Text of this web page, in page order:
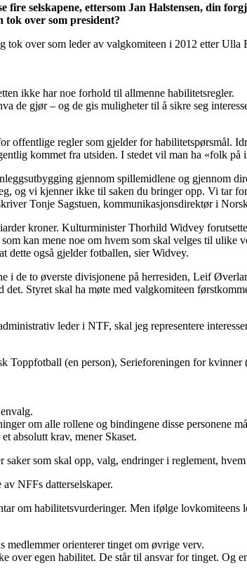
selskapene, ettersom Jan Halstensen, din
tok over som president?
over som leder av valgkomiteen i 2012 etter
ikke har noe forhold til allmenne habilitetsregler.
de gjør – og de gis muligheter til å sikre seg
offentlige regler som gjelder for habilitetspørsmål.
kommet fra utsiden. I stedet vil man ha «folk på
gjennom spillemidlene og gjennom
og vi kjenner ikke til saken du bringer opp. Vi tar
Tonje Sagstuen, kommunikasjonsdirektør i
kroner. Kulturminister Thorhild Widvey
kan mene noe om hvem som skal velges til ulike
dette også gjelder fotballen, sier Widvey.
de to øverste divisjonene på herresiden, Leif
Styret skal ha møte med valgkomiteen
leder i NTF, skal jeg representere
Toppfotball (en person), Serieforeningen for
om alle rollene og bindingene disse personene
absolutt krav, mener Skaset.
som skal opp, valg, endringer i reglement,
NFFs datterselskaper.
om habilitetsvurderinger. Men ifølge lovkomiteens
orienterer tinget om øvrige verv.
egen habilitet. De står til ansvar for tinget. Og